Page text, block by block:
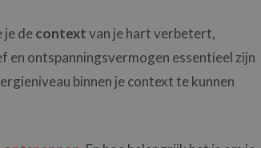
je decontextvan je hart verbetert,
en ontspanningsvermogen essentieel zijn
binnen je context te kunnen